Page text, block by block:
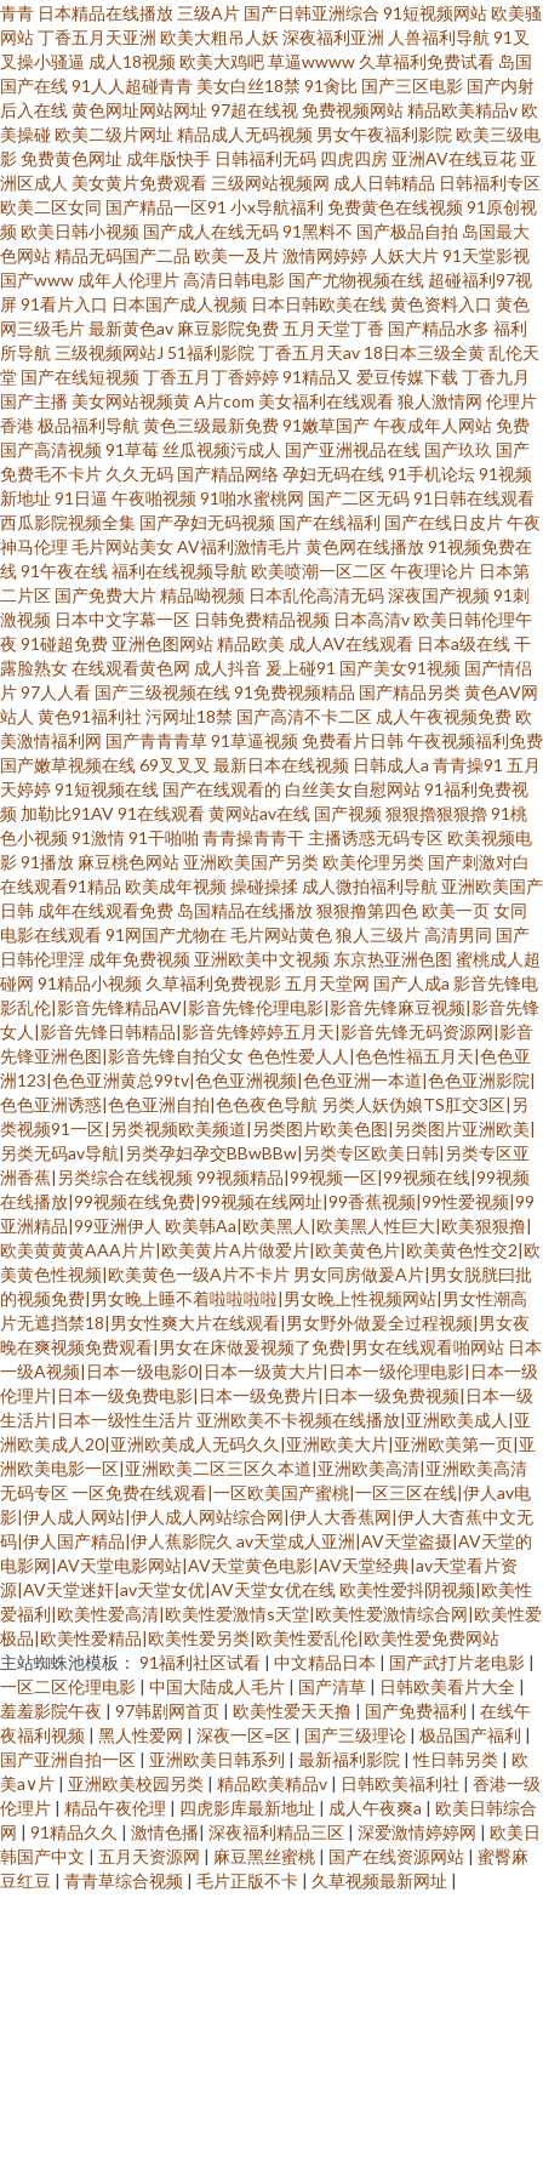
青青 日本精品在线播放 三级A片 国产日韩亚洲综合 91短视频网站欧美骚
网站丁香五月天亚洲 欧美大粗吊人妖 深夜福利亚洲 人兽福利导航 91叉
叉操小骚逼 成人18视频欧美大鸡吧草逼wwww 久草福利免费试看 岛国
国产在线91人人超碰青青 美女白丝18禁 91肏比 国产三区电影 国产内射
后入在线黄色网址网站网址 97超在线视免费视频网站精品欧美精品v欧
美操碰欧美二级片网址 精品成人无码视频 男女午夜福利影院 欧美三级电
影免费黄色网址 成年版快手 日韩福利无码 四虎四房 亚洲AV在线豆花 亚
洲区成人 美女黄片免费观看 三级网站视频网 成人日韩精品 日韩福利专区
欧美二区女同 国产精品一区91 小x导航福利 免费黄色在线视频91原创视
频欧美日韩小视频 国产成人在线无码91黑料不 国产极品自拍 岛国最大
色网站精品无码国产二品 欧美一及片激情网婷婷 人妖大片91天堂影视
国产www 成年人伦理片高清日韩电影 国产尤物视频在线 超碰福利97视
屏91看片入口 日本国产成人视频 日本日韩欧美在线黄色资料入口 黄色
网三级毛片最新黄色av 麻豆影院免费五月天堂丁香 国产精品水多 福利
所导航 三级视频网站J 51福利影院 丁香五月天av 18日本三级全黄乱伦天
堂 国产在线短视频丁香五月丁香婷婷91精品又 爱豆传媒下载 丁香九月
国产主播 美女网站视频黄A片com 美女福利在线观看狼人激情网 伦理片
香港极品福利导航 黄色三级最新免费91嫩草国产午夜成年人网站免费
国产高清视频91草莓丝瓜视频污成人 国产亚洲视品在线 国产玖玖 国产
免费毛不卡片 久久无码 国产精品网络孕妇无码在线91手机论坛91视频
新地址 91日逼 午夜啪视频91啪水蜜桃网 国产二区无码91日韩在线观看
西瓜影院视频全集 国产孕妇无码视频 国产在线福利 国产在线日皮片午夜
神马伦理 毛片网站美女AV福利激情毛片黄色网在线播放91视频免费在
线91午夜在线福利在线视频导航 欧美喷潮一区二区午夜理论片 日本第
二片区 国产免费大片精品呦视频 日本乱伦高清无码深夜国产视频91刺
激视频 日本中文字幕一区 日韩免费精品视频 日本高清v欧美日韩伦理午
夜 91碰超免费 亚洲色图网站精品欧美 成人AV在线观看 日本a级在线干
露脸熟女在线观看黄色网 成人抖音 爰上碰91 国产美女91视频 国产情侣
片97人人看 国产三级视频在线91免费视频精品 国产精品另类黄色AV网
站人 黄色91福利社 污网址18禁 国产高清不卡二区 成人午夜视频免费欧
美激情福利网 国产青青青草91草逼视频免费看片日韩午夜视频福利免费
国产嫩草视频在线69叉叉叉 最新日本在线视频 日韩成人a 青青操91 五月
天婷婷91短视频在线 国产在线观看的 白丝美女自慰网站91福利免费视
频 加勒比91AV91在线观看黄网站av在线 国产视频狠狠擼狠狠擼91桃
色小视频91激情91干啪啪 青青操青青干 主播诱惑无码专区欧美视频电
影91播放 麻豆桃色网站 亚洲欧美国产另类欧美伦理另类 国产刺激对白
在线观看91精品 欧美成年视频操碰操揉 成人微拍福利导航 亚洲欧美国产
日韩 成年在线观看免费 岛国精品在线播放狠狠撸第四色欧美一页女同
电影在线观看91网国产尤物在毛片网站黄色狼人三级片高清男同 国产
日韩伦理淫 成年免费视频 亚洲欧美中文视频 东京热亚洲色图 蜜桃成人超
碰网 91精品小视频 久草福利免费视影五月天堂网 国产人成a 影音先锋电
影乱伦|影音先锋精品AV|影音先锋伦理电影|影音先锋麻豆视频|影音先锋
女人|影音先锋日韩精品|影音先锋婷婷五月天|影音先锋无码资源网|影音
先锋亚洲色图|影音先锋自拍父女色色性爱人人|色色性福五月天|色色亚
洲123|色色亚洲黄总99tv|色色亚洲视频|色色亚洲一本道|色色亚洲影院|
色色亚洲诱惑|色色亚洲自拍|色色夜色导航 另类人妖伪娘TS肛交3区|另
类视频91一区|另类视频欧美频道|另类图片欧美色图|另类图片亚洲欧美|
另类无码av导航|另类孕妇孕交BBwBBw|另类专区欧美日韩|另类专区亚
洲香蕉|另类综合在线视频99视频精品|99视频一区|99视频在线|99视频
在线播放|99视频在线免费|99视频在线网址|99香蕉视频|99性爱视频|99
亚洲精品|99亚洲伊人 欧美韩Aa|欧美黑人|欧美黑人性巨大|欧美狠狠撸|
欧美黄黄黄AAA片片|欧美黄片A片做爱片|欧美黄色片|欧美黄色性交2|欧
美黄色性视频|欧美黄色一级A片不卡片 男女同房做爰A片|男女脱胱曰批
的视频免费|男女晚上睡不着啦啦啦啦|男女晚上性视频网站|男女性潮高
片无遮挡禁18|男女性爽大片在线观看|男女野外做爰全过程视频|男女夜
晚在爽视频免费观看|男女在床做爰视频了免费|男女在线观看啪网站 日本
一级A视频|日本一级电影0|日本一级黄大片|日本一级伦理电影|日本一级
伦理片|日本一级免费电影|日本一级免费片|日本一级免费视频|日本一级
生活片|日本一级性生活片 亚洲欧美不卡视频在线播放|亚洲欧美成人|亚
洲欧美成人20|亚洲欧美成人无码久久|亚洲欧美大片|亚洲欧美第一页|亚
洲欧美电影一区|亚洲欧美二区三区久本道|亚洲欧美高清|亚洲欧美高清
无码专区一区免费在线观看|一区欧美国产蜜桃|一区三区在线|伊人av电
影|伊人成人网站|伊人成人网站综合网|伊人大香蕉网|伊人大杳蕉中文无
码|伊人国产精品|伊人蕉影院久 av天堂成人亚洲|AV天堂盗摄|AV天堂的
电影网|AV天堂电影网站|AV天堂黄色电影|AV天堂经典|av天堂看片资
源|AV天堂迷奸|av天堂女优|AV天堂女优在线欧美性爱抖阴视频|欧美性
爱福利|欧美性爱高清|欧美性爱激情s天堂|欧美性爱激情综合网|欧美性爱
极品|欧美性爱精品|欧美性爱另类|欧美性爱乱伦|欧美性爱免费网站
主站蜘蛛池模板： 91福利社区试看 | 中文精品日本 | 国产武打片老电影 |
一区二区伦理电影 | 中国大陆成人毛片 | 国产清草 | 日韩欧美看片大全 |
羞羞影院午夜 | 97韩剧网首页 | 欧美性爱天天撸 | 国产免费福利 | 在线午
夜福利视频 | 黑人性爱网 | 深夜一区=区 | 国产三级理论 | 极品国产福利 |
国产亚洲自拍一区 | 亚洲欧美日韩系列 | 最新福利影院 |性日韩另类 | 欧
美a∨片 | 亚洲欧美校园另类 | 精品欧美精品v | 日韩欧美福利社 | 香港一级
伦理片 | 精品午夜伦理 | 四虎影库最新地址 | 成人午夜爽a | 欧美日韩综合
网 | 91精品久久 | 激情色播| 深夜福利精品三区 | 深爱激情婷婷网 | 欧美日
韩国产中文 | 五月天资源网 | 麻豆黑丝蜜桃 | 国产在线资源网站 | 蜜臀麻
豆红豆 | 青青草综合视频 | 毛片正版不卡 | 久草视频最新网址 |